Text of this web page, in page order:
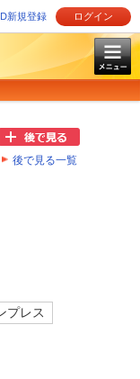
新規登録 ログイン
後で見る一覧
プレス